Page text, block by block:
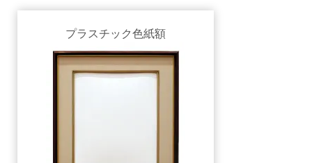
プラスチック色紙額